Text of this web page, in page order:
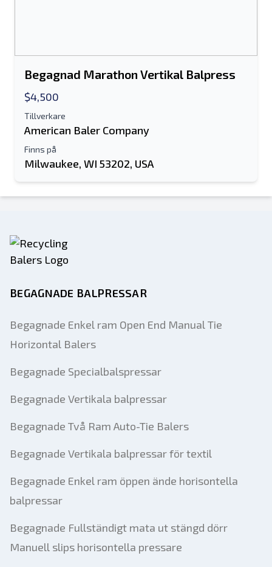
Begagnad Marathon Vertikal Balpress
$4,500
Tillverkare
American Baler Company
Finns på
Milwaukee, WI 53202, USA
BEGAGNADE BALPRESSAR
Begagnade Enkel ram Open End Manual Tie
Horizontal Balers
Begagnade Specialbalspressar
Begagnade Vertikala balpressar
Begagnade Två Ram Auto-Tie Balers
Begagnade Vertikala balpressar för textil
Begagnade Enkel ram öppen ände horisontella
balpressar
Begagnade Fullständigt mata ut stängd dörr
Manuell slips horisontella pressare